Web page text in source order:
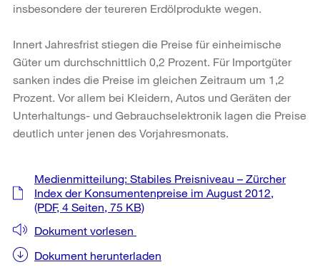
insbesondere der teureren Erdölprodukte wegen.
Innert Jahresfrist stiegen die Preise für einheimische
Güter um durchschnittlich 0,2 Prozent. Für Importgüter
sanken indes die Preise im gleichen Zeitraum um 1,2
Prozent. Vor allem bei Kleidern, Autos und Geräten der
Unterhaltungs- und Gebrauchselektronik lagen die Preise
deutlich unter jenen des Vorjahresmonats.
Weitere
Informationen
Medienmitteilung: Stabiles Preisniveau – Zürcher
Index der Konsumentenpreise im August 2012,
(PDF, 4 Seiten, 75 KB)
Dokument vorlesen
Dokument herunterladen